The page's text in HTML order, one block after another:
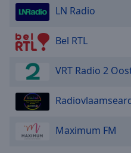
LN Radio
Bel RTL
VRT Radio 2
Maximum FM